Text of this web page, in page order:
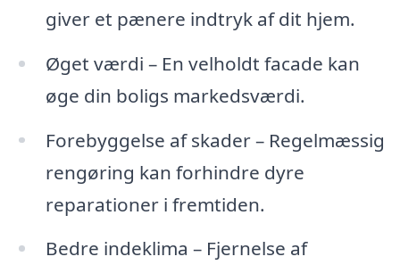
giver et pænere indtryk af dit hjem.
Øget værdi – En velholdt facade kan
øge din boligs markedsværdi.
Forebyggelse af skader – Regelmæssig
rengøring kan forhindre dyre
reparationer i fremtiden.
Bedre indeklima – Fjernelse af